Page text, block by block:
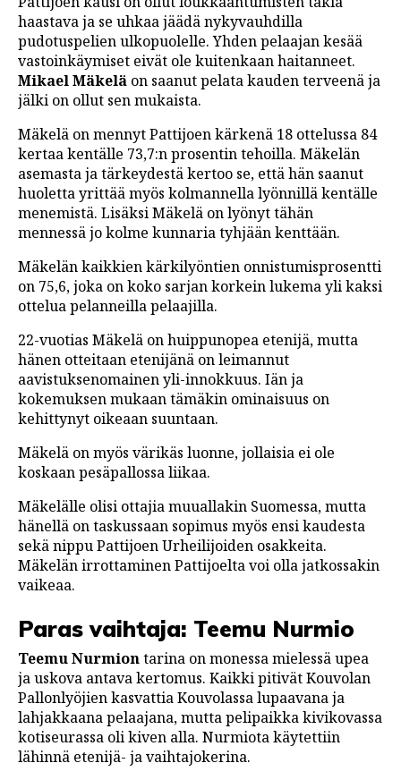
haastava ja se uhkaa jäädä nykyvauhdilla
pudotuspelien ulkopuolelle. Yhden pelaajan kesää
vastoinkäymiset eivät ole kuitenkaan haitanneet.
Mikael Mäkelä on saanut pelata kauden terveenä ja
jälki on ollut sen mukaista.
Mäkelä on mennyt Pattijoen kärkenä 18 ottelussa 84
kertaa kentälle 73,7:n prosentin tehoilla. Mäkelän
asemasta ja tärkeydestä kertoo se, että hän saanut
huoletta yrittää myös kolmannella lyönnillä kentälle
menemistä. Lisäksi Mäkelä on lyönyt tähän
mennessä jo kolme kunnaria tyhjään kenttään.
Mäkelän kaikkien kärkilyöntien onnistumisprosentti
on 75,6, joka on koko sarjan korkein lukema yli kaksi
ottelua pelanneilla pelaajilla.
22-vuotias Mäkelä on huippunopea etenijä, mutta
hänen otteitaan etenijänä on leimannut
aavistuksenomainen yli-innokkuus. Iän ja
kokemuksen mukaan tämäkin ominaisuus on
kehittynyt oikeaan suuntaan.
Mäkelä on myös värikäs luonne, jollaisia ei ole
koskaan pesäpallossa liikaa.
Mäkelälle olisi ottajia muuallakin Suomessa, mutta
hänellä on taskussaan sopimus myös ensi kaudesta
sekä nippu Pattijoen Urheilijoiden osakkeita.
Mäkelän irrottaminen Pattijoelta voi olla jatkossakin
vaikeaa.
Paras vaihtaja: Teemu Nurmio
Teemu Nurmiontarina on monessa mielessä upea
ja uskova antava kertomus. Kaikki pitivät Kouvolan
Pallonlyöjien kasvattia Kouvolassa lupaavana ja
lahjakkaana pelaajana, mutta pelipaikka kivikovassa
kotiseurassa oli kiven alla. Nurmiota käytettiin
lähinnä etenijä- ja vaihtajokerina.